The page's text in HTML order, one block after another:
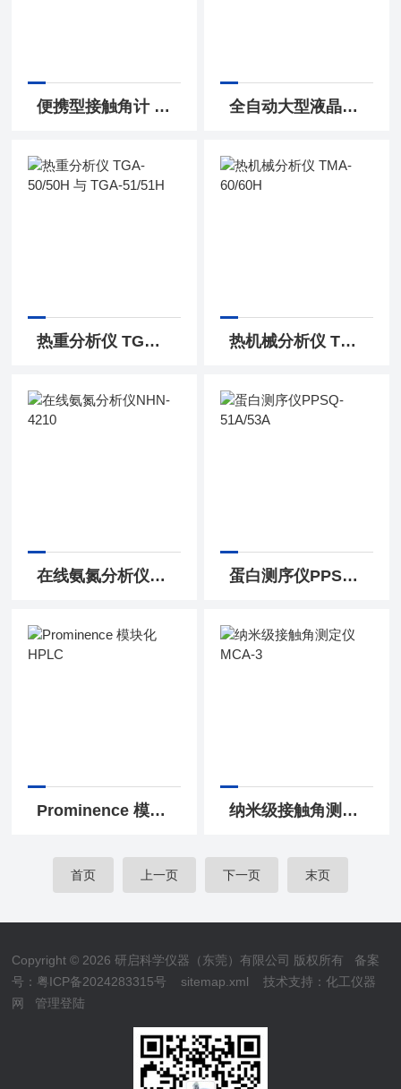
便携型接触角计 PCA-11 全自动大型液晶表面接触角计 FPD-CP11
热重分析仪 TGA-50/50H 与 TGA-51/51H 热机械分析仪 TMA-60/60H
在线氨氮分析仪NHN-4210 蛋白测序仪PPSQ-51A/53A
Prominence 模块化HPLC 纳米级接触角测定仪 MCA-3
首页 上一页 下一页 末页
Copyright © 2026 研启科学仪器（东莞）有限公司 版权所有 备案
号：粤ICP备2024283315号
sitemap.xml 技术支持：化工仪器
网
管理登陆